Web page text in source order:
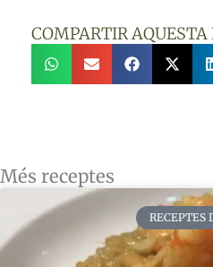
COMPARTIR AQUESTA
Més receptes
RECEPTES